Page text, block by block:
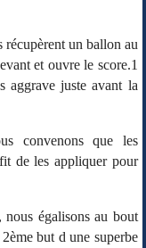
récupèrent un ballon au
et ouvre le score.1
juste avant la
convenons que les
de les appliquer pour
égalisons au bout
but d une superbe